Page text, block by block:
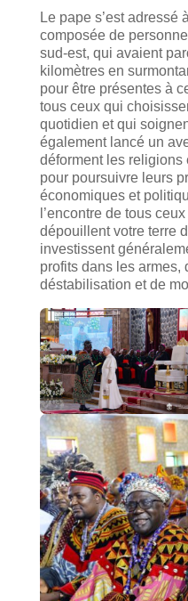
Le pape s’est adressé
composée de
sud-est, qui avaient
kilomètres en
pour être présentes à
tous ceux qui
quotidien et qui
également lancé un
déforment les religions
pour poursuivre leurs
économiques et
l’encontre de tous
dépouillent votre terre
investissent
profits dans les armes,
déstabilisation et de